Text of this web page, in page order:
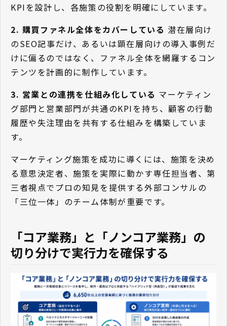
KPIを設計し、各施策の役割を明確にしています。
2. 購買ファネル全体をカバーしている 潜在層向け
のSEO記事だけ、あるいは顕在層向けの導入事例だ
けに偏るのではなく、ファネル全体を網羅するコン
テンツを計画的に制作しています。
3. 営業との連携を仕組み化している マーケティン
グ部門と営業部門が共通のKPIを持ち、顧客の行動
履歴や失注理由を共有する仕組みを構築していま
す。
マーケティング施策を成功に導くには、施策を決め
る意思決定者、施策を実際に動かす専任担当者、第
三者視点でプロの知見を提供する外部コンサルの
「三位一体」のチーム体制が重要です。
「コア業務」と「ノンコア業務」の
切り分けで実行力を確保する